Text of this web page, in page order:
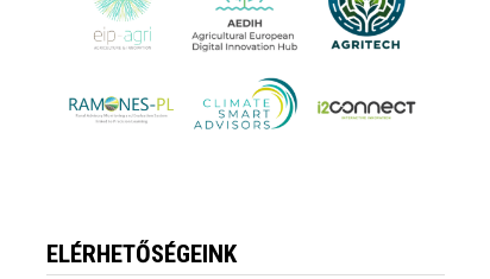
ELÉRHETŐSÉGEINK